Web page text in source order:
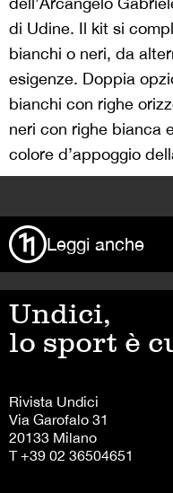
di Udine. Il kit si
bianchi o neri, da
esigenze. Doppia
bianchi con righe
neri con righe bianca
colore d’appoggio
Leggi anche
Undici,
lo sport è
Rivista Undici
Via Garofalo 31
20133 Milano
T +39 02 36504651